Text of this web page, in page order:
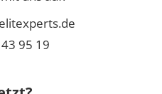
95 19